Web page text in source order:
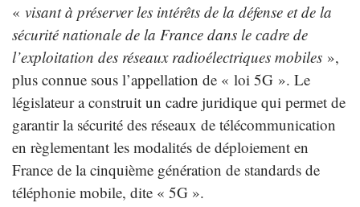
« visant à préserver les intérêts de la défense et de la
sécurité nationale de la France dans le cadre de
l’exploitation des réseaux radioélectriques mobiles »,
plus connue sous l’appellation de « loi 5G ». Le
législateur a construit un cadre juridique qui permet de
garantir la sécurité des réseaux de télécommunication
en règlementant les modalités de déploiement en
France de la cinquième génération de standards de
téléphonie mobile, dite « 5G ».